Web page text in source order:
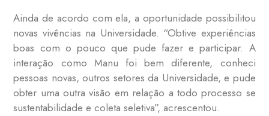
Ainda de acordo com ela, a oportunidade possibilitou
novas vivências na Universidade. “Obtive experiências
boas com o pouco que pude fazer e participar. A
interação como Manu foi bem diferente, conheci
pessoas novas, outros setores da Universidade, e pude
obter uma outra visão em relação a todo processo se
sustentabilidade e coleta seletiva”, acrescentou.